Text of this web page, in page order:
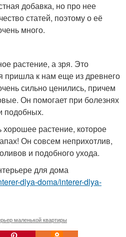
добавка, но про нее
статей, поэтому о её
много.
растение, а зря. Это
пришла к нам еще из древнего
сильно ценились, причем
Он помогает при болезнях
подобных.
хорошее растение, которое
Он совсем неприхотлив,
и подобного ухода.
для дома
dlya-doma/interer-dlya-
маленькой квартиры